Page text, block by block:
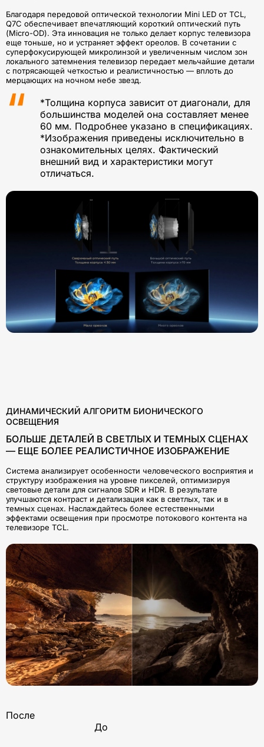
Благодаря передовой оптической технологии Mini LED от TCL,
Q7C обеспечивает впечатляющий короткий оптический путь
(Micro-OD). Эта инновация не только делает корпус телевизора
еще тоньше, но и устраняет эффект ореолов. В сочетании с
суперфокусирующей микролинзой и увеличенным числом зон
локального затемнения телевизор передает мельчайшие детали
с потрясающей четкостью и реалистичностью — вплоть до
мерцающих на ночном небе звезд.
*Толщина корпуса зависит от диагонали, для
большинства моделей она составляет менее
60 мм. Подробнее указано в спецификациях.
*Изображения приведены исключительно в
ознакомительных целях. Фактический
внешний вид и характеристики могут
отличаться.
ДИНАМИЧЕСКИЙ АЛГОРИТМ БИОНИЧЕСКОГО
ОСВЕЩЕНИЯ
БОЛЬШЕ ДЕТАЛЕЙ В СВЕТЛЫХ И ТЕМНЫХ СЦЕНАХ
— ЕЩЕ БОЛЕЕ РЕАЛИСТИЧНОЕ ИЗОБРАЖЕНИЕ
Система анализирует особенности человеческого восприятия и
структуру изображения на уровне пикселей, оптимизируя
световые детали для сигналов SDR и HDR. В результате
улучшаются контраст и детализация как в светлых, так и в
темных сценах. Наслаждайтесь более естественными
эффектами освещения при просмотре потокового контента на
телевизоре TCL.
После
До